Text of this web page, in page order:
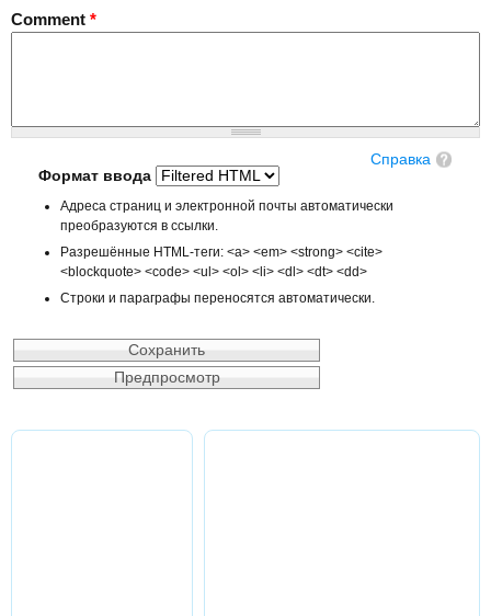
Comment *
Справка
Формат ввода
Адреса страниц и электронной почты автоматически
преобразуются в ссылки.
Разрешённые HTML-теги: <a> <em> <strong> <cite>
<blockquote> <code> <ul> <ol> <li> <dl> <dt> <dd>
Строки и параграфы переносятся автоматически.